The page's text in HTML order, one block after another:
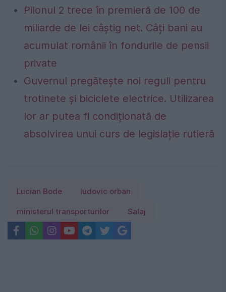
Pilonul 2 trece în premieră de 100 de
miliarde de lei câștig net. Câți bani au
acumulat românii în fondurile de pensii
private
Guvernul pregătește noi reguli pentru
trotinete și biciclete electrice. Utilizarea
lor ar putea fi condiționată de
absolvirea unui curs de legislație rutieră
Lucian Bode ludovic orban
ministerul transporturilor Salaj